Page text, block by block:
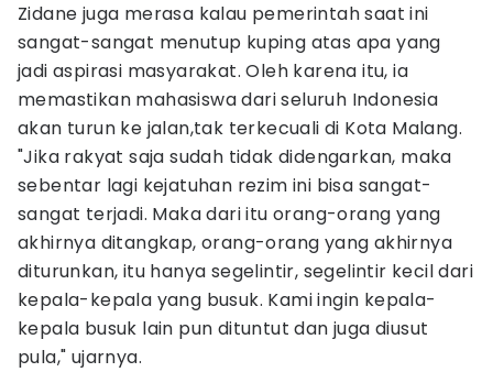
Zidane juga merasa kalau pemerintah saat ini
sangat-sangat menutup kuping atas apa yang
jadi aspirasi masyarakat. Oleh karena itu, ia
memastikan mahasiswa dari seluruh Indonesia
akan turun ke jalan,tak terkecuali di Kota Malang.
"Jika rakyat saja sudah tidak didengarkan, maka
sebentar lagi kejatuhan rezim ini bisa sangat-
sangat terjadi. Maka dari itu orang-orang yang
akhirnya ditangkap, orang-orang yang akhirnya
diturunkan, itu hanya segelintir, segelintir kecil dari
kepala-kepala yang busuk. Kami ingin kepala-
kepala busuk lain pun dituntut dan juga diusut
pula," ujarnya.